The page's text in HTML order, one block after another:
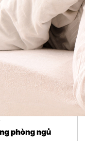
phòng ngủ